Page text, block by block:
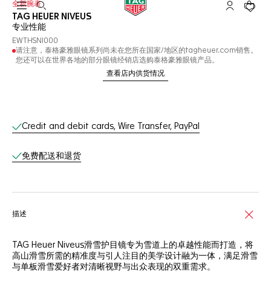
打开搜索 My TAG您的
全新腕表
TAG HEUER NIVEUS
专业性能
EWTHSNI000
请注意，泰格豪雅眼镜系列尚未在您所在国家/地区的tagheuer.com销售。
您还可以在世界各地的部分眼镜经销店选购泰格豪雅眼镜产品。
查看店内供货情况
线上服务
Credit and debit cards, Wire Transfer, PayPal
免费配送和退货
描述
TAG Heuer Niveus滑雪护目镜专为雪道上的卓越性能而打造，将
高山滑雪所需的精准度与引人注目的美学设计融为一体，满足滑雪
与单板滑雪爱好者对清晰视野与出众表现的双重需求。